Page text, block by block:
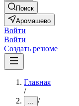
Поиск
Аромашево
Войти
Войти
Создать резюме
Главная
/
... /